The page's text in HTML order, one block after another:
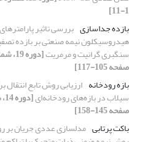
1-11]
بازده جداسازی بررسی تاثیر
هیدروسیکلون نیمه صنعتی بر بازده
سنگبری گرانیت و مرمریت
صفحه 105-117]
بازه رودخانه ارزیابی روش تابع انتقال
سیلاب در بازه‌های رودخانه‌ای
صفحه 145-158]
باکت پرتابی مدلسازی عددی جریان بر